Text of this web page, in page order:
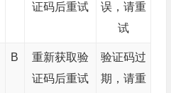
证码后重试
误，请重
试
B
重新获取验
证码后重试
验证码过
期，请重